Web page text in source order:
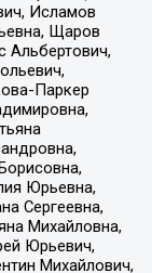
Исламов
Щаров
Альбертович,
Паркер
Юрьевна,
Сергеевна,
Михайловна,
Юрьевич,
Михайлович,